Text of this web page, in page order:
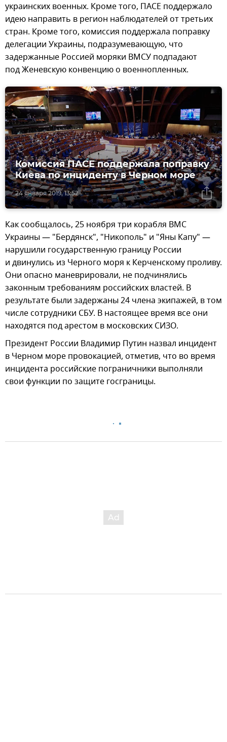
украинских военных. Кроме того, ПАСЕ поддержало
идею направить в регион наблюдателей от третьих
стран. Кроме того, комиссия поддержала поправку
делегации Украины, подразумевающую, что
задержанные Россией моряки ВМСУ подпадают
под Женевскую конвенцию о военнопленных.
24 января 2019, 13:52
Комиссия ПАСЕ поддержала поправку
Киева по инциденту в Черном море
Как сообщалось, 25 ноября три корабля ВМС
Украины — "Бердянск", "Никополь" и "Яны Капу" —
нарушили государственную границу России
и двинулись из Черного моря к Керченскому проливу.
Они опасно маневрировали, не подчинялись
законным требованиям российских властей. В
результате были задержаны 24 члена экипажей, в том
числе сотрудники СБУ. В настоящее время все они
находятся под арестом в московских СИЗО.
Президент России Владимир Путин назвал инцидент
в Черном море провокацией, отметив, что во время
инцидента российские пограничники выполняли
свои функции по защите госграницы.